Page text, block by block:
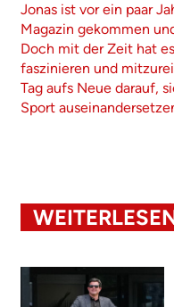
Jonas ist vor ein paar
Magazin gekommen
Doch mit der Zeit hat
faszinieren und
Tag aufs Neue darauf,
Sport